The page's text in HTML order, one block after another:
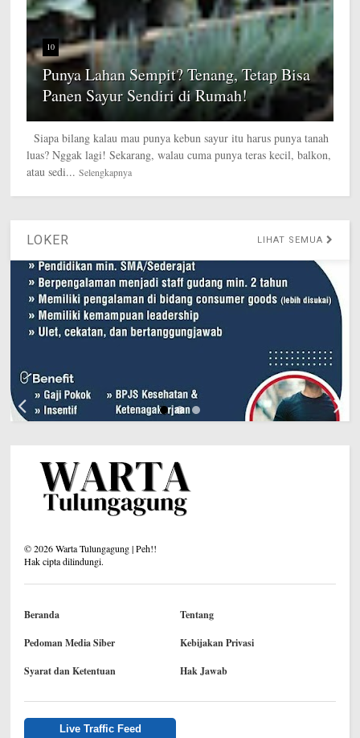
10
Punya Lahan Sempit? Tenang, Tetap Bisa
Panen Sayur Sendiri di Rumah!
Siapa bilang kalau mau punya kebun sayur itu harus punya tanah
luas? Nggak lagi! Sekarang, walau cuma punya teras kecil, balkon,
atau sedi... Selengkapnya
LOKER LIHAT SEMUA
©2026Warta Tulungagung | Peh!!
Hak cipta dilindungi.
Beranda Tentang
Pedoman Media Siber Kebijakan Privasi
Syarat dan Ketentuan Hak Jawab
Live Traffic Feed